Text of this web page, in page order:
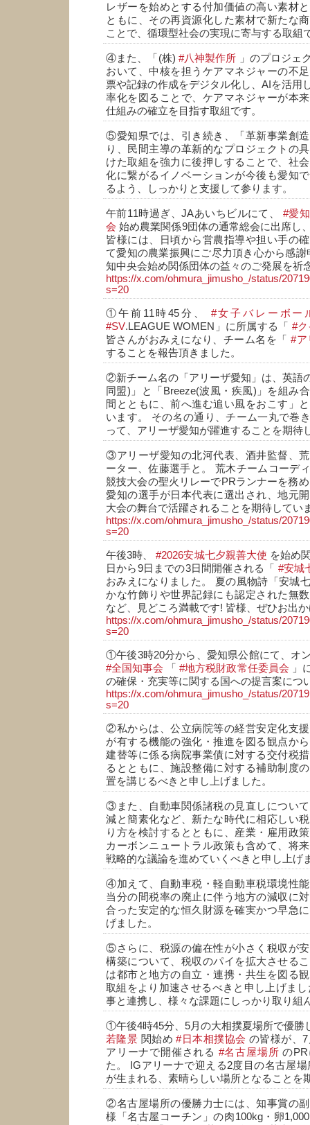
レザーを始めとする付加価値の高い素材
ともに、その再資源化した素材で新たな
ことで、循環型社会の実現に寄与する取組
④また、「(株) #八神製作所 」のプロジェ
おいて、中核を担うケアマネジャーの不
票や記録の作成をデジタル化し、AIを活用
率化を図ることで、ケアマネジャーが本
仕組みの確立を目指す取組です。
⑤愛知県では、引き続き、「革新事業創
り、民間主導の革新的なプロジェクトの
けた取組を強力に後押しすることで、社
化に繋がるイノベーションが今後も愛知
るよう、しっかりと支援して参ります。
午前11時過ぎ、JAあいちビルにて、 #愛
会 始め農業関係9団体の通常総会に出席し
皆様には、日頃から営農指導や担い手の
て愛知の農業振興にご尽力頂き心から感
知中央会始め関係団体の益々のご発展を祈
https://x.com/ohmura_jimusho_/status/
s=20
①午前11時45分、 #女子バレーボー
#SV.LEAGUE WOMEN」に所属する「 #
皆さんがおみえになり、チーム名を「#ア
することを報告頂きました。
②新チーム名の「アリーザ愛知」は、英語
同盟)」と「Breeze(波風・疾風)」を組み
間とともに、前へ進む追い風をおこす」
います。 その名の通り、チーム一丸で巻
って、アリーザ愛知が躍進することを期待
③アリーザ愛知の北河代表、酒井監督、
ーター、佐藤選手と。 荒木チームコーデ
競技大会の聖火リレーでPRランナーを務
愛知の選手が日本代表に選出され、地元
大会の舞台で活躍されることを期待してい
https://x.com/ohmura_jimusho_/status/
s=20
午後3時、#2026安城七夕親善大使 を始め
日から9日までの3日間開催される「 #安城
おみえになりました。 夏の風物詩「安城
かな竹飾りや世界記録にも認定された無
など、見どころ満載です! 皆様、ぜひお出
https://x.com/ohmura_jimusho_/status/
s=20
①午後3時20分から、愛知県公館にて、オ
#全国知事会 「#地方税財政常任委員会 」
の確保・充実等に関する国への提言案につ
https://x.com/ohmura_jimusho_/status/
s=20
②私からは、公立病院等の経営安定化支
が有する機能の強化・推進を図る観点か
建替等に係る病院事業債に対する交付税
るとともに、施設整備に対する補助制度
置を講じるべきと申し上げました。
③また、自動車関係諸税の見直しについ
減と簡素化など、新たな時代に相応しい
り方を検討するとともに、産業・雇用政
カーボンニュートラル政策も含めて、将
戦略的な議論を進めていくべきと申し上げ
④加えて、自動車税・軽自動車税環境性
当分の間税率の廃止に伴う地方の減収に
合った安定的な恒久財源を確実かつ早急
げました。
⑤さらに、税源の偏在性が小さく税収が
構築について、税収のパイを拡大させる
は都市と地方の自立・連携・共生を図る
取組をより加速させるべきと申し上げま
事と連携し、様々な課題にしっかり取り組
①午後4時45分、5月の大相撲夏場所で優勝
若隆景 関始め#日本相撲協会 の皆様が、
アリーナで開催される #名古屋場所 の
た。 IGアリーナで迎える2度目の名古屋
が生まれる、素晴らしい場所となることを
②名古屋場所の優勝力士には、知事賞の
様「名古屋コーチン」の肉100kg・卵